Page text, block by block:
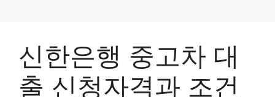
신한은행 중고차 대
출 신청자격과 조건